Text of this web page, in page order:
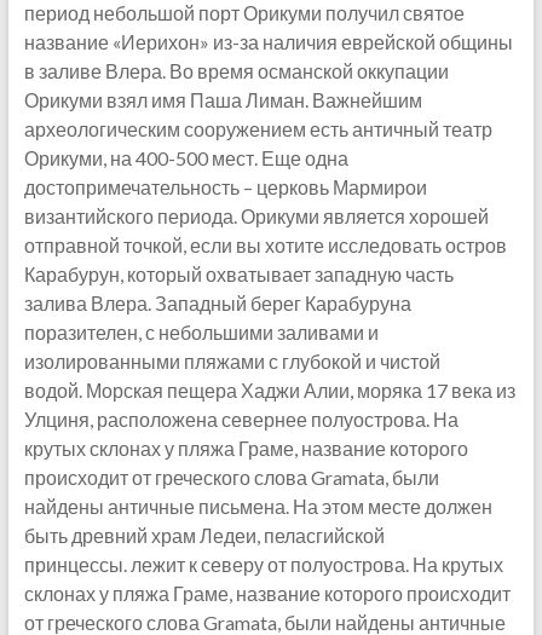
период небольшой порт Орикуми получил святое
название «Иерихон» из-за наличия еврейской общины
в заливе Влера. Во время османской оккупации
Орикуми взял имя Паша Лиман. Важнейшим
археологическим сооружением есть античный театр
Орикуми, на 400-500 мест. Еще одна
достопримечательность – церковь Мармирои
византийского периода. Орикуми является хорошей
отправной точкой, если вы хотите исследовать остров
Карабурун, который охватывает западную часть
залива Влера. Западный берег Карабуруна
поразителен, с небольшими заливами и
изолированными пляжами с глубокой и чистой
водой. Морская пещера Хаджи Алии, моряка 17 века из
Улциня, расположена севернее полуострова. На
крутых склонах у пляжа Граме, название которого
происходит от греческого слова Gramata, были
найдены античные письмена. На этом месте должен
быть древний храм Ледеи, пеласгийской
принцессы. лежит к северу от полуострова. На крутых
склонах у пляжа Граме, название которого происходит
от греческого слова Gramata, были найдены античные